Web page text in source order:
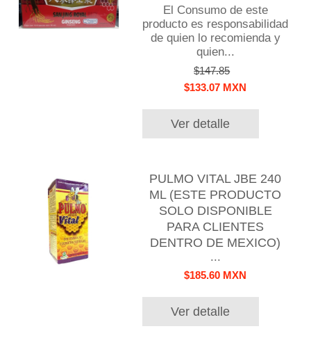
El Consumo de este
producto es responsabilidad
de quien lo recomienda y
quien...
$147.85
$133.07 MXN
Ver detalle
PULMO VITAL JBE 240
ML (ESTE PRODUCTO
SOLO DISPONIBLE
PARA CLIENTES
DENTRO DE MEXICO)
...
$185.60 MXN
Ver detalle